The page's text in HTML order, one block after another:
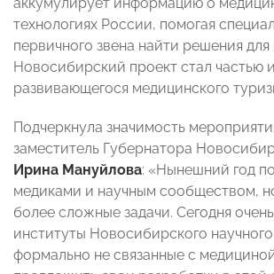
технологиях России, помогая
первичного звена найти решения для
Новосибирский проект стал частью
развивающегося медицинского
Подчеркнула значимость
заместитель Губернатора
Ирина Мануйлова: «Нынешний год
медиками и научным сообществом,
более сложные задачи. Сегодня
институты Новосибирского
формально не связанные с